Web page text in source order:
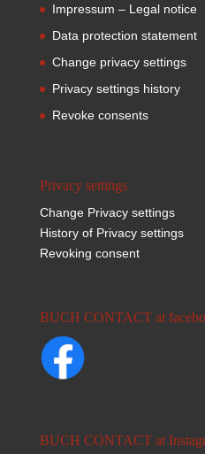
Impressum – Legal notice
Data protection statement
Change privacy settings
Privacy settings history
Revoke consents
Privacy settings
Change Privacy settings
History of Privacy settings
Revoking consent
BUCH CONTACT at
BUCH CONTACT at